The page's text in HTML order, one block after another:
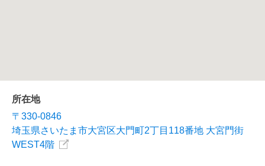
所在地
〒330-0846
埼玉県さいたま市大宮区大門町2丁目118番地 大宮門街
WEST4階